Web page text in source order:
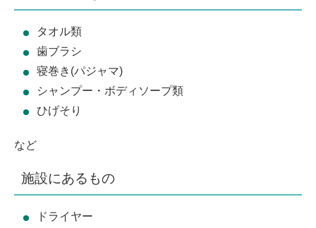
タオル類
歯ブラシ
寝巻き(パジャマ)
シャンプー・ボディソープ類
ひげそり
など
施設にあるもの
ドライヤー